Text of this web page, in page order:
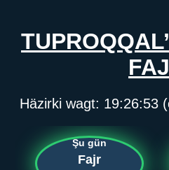
Häzirki wagt: 19:26:53
Şu gün
Fajr